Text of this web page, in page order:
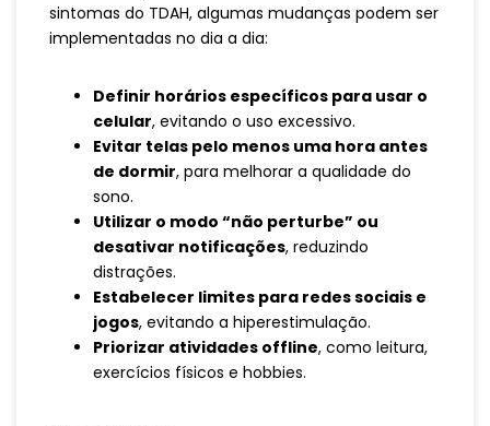
sintomas do TDAH, algumas mudanças podem ser
implementadas no dia a dia:
Definir horários específicos para usar o
celular, evitando o uso excessivo.
Evitar telas pelo menos uma hora antes
de dormir, para melhorar a qualidade do
sono.
Utilizar o modo “não perturbe” ou
desativar notificações, reduzindo
distrações.
Estabelecer limites para redes sociais e
jogos, evitando a hiperestimulação.
Priorizar atividades offline, como leitura,
exercícios físicos e hobbies.